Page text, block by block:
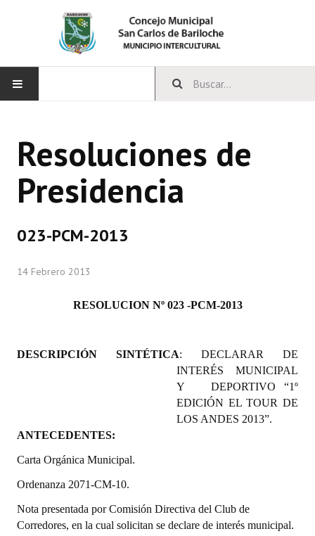
CONCEJO
Bloques Políticos
Comisiones Permanentes
Comisiones Especiales
Concejales Mandato Cumplido
LEGISLACIÓN
Reglamento Interno
Digesto
Resoluciones de
Presidencia
023-PCM-2013
14 Febrero 2013
RESOLUCION Nº 023 -PCM-2013
DESCRIPCIÓN SINTÉTICA: DECLARAR DE
INTERÉS MUNICIPAL
Y DEPORTIVO “1º
EDICIÓN EL TOUR DE
LOS ANDES 2013”.
ANTECEDENTES:
Carta Orgánica Municipal.
Ordenanza 2071-CM-10.
Nota presentada por Comisión Directiva del Club de
Corredores, en la cual solicitan se declare de interés municipal.